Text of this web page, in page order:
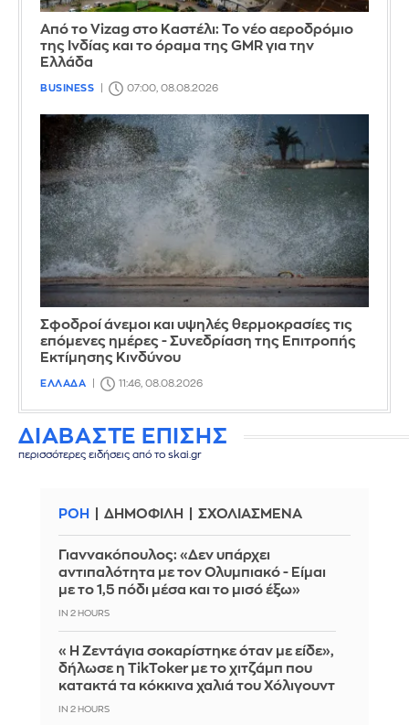
Από το Vizag στο Καστέλι: Το νέο αεροδρόμιο
της Ινδίας και το όραμα της GMR για την
Ελλάδα
BUSINESS 07:00, 08.08.2026
Σφοδροί άνεμοι και υψηλές θερμοκρασίες τις
επόμενες ημέρες - Συνεδρίαση της Επιτροπής
Εκτίμησης Κινδύνου
ΕΛΛΑΔΑ 11:46, 08.08.2026
ΔΙΑΒΑΣΤΕ ΕΠΙΣΗΣ
περισσότερες ειδήσεις από το skai.gr
ΡΟΗ ΔΗΜΟΦΙΛΗ ΣΧΟΛΙΑΣΜΕΝΑ
Γιαννακόπουλος: «Δεν υπάρχει
αντιπαλότητα με τον Ολυμπιακό - Είμαι
με το 1,5 πόδι μέσα και το μισό έξω»
IN 2 HOURS
«Η Ζεντάγια σοκαρίστηκε όταν με είδε»,
δήλωσε η TikToker με το χιτζάμπ που
κατακτά τα κόκκινα χαλιά του Χόλιγουντ
IN 2 HOURS